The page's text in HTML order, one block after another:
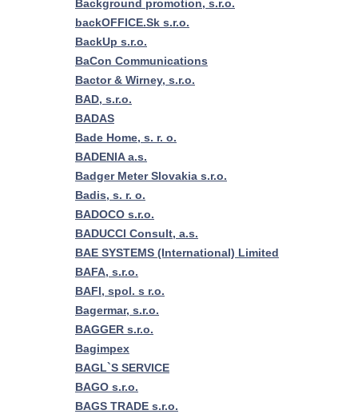
Background promotion, s.r.o.
backOFFICE.Sk s.r.o.
BackUp s.r.o.
BaCon Communications
Bactor & Wirney, s.r.o.
BAD, s.r.o.
BADAS
Bade Home, s. r. o.
BADENIA a.s.
Badger Meter Slovakia s.r.o.
Badis, s. r. o.
BADOCO s.r.o.
BADUCCI Consult, a.s.
BAE SYSTEMS (International) Limited
BAFA, s.r.o.
BAFI, spol. s r.o.
Bagermar, s.r.o.
BAGGER s.r.o.
Bagimpex
BAGL`S SERVICE
BAGO s.r.o.
BAGS TRADE s.r.o.